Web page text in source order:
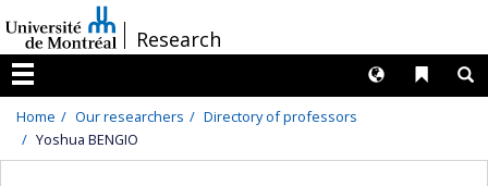
au
contenu
/Research
Menu
Liens
Langues
Home Our researchers
Directory of professors
Yoshua BENGIO